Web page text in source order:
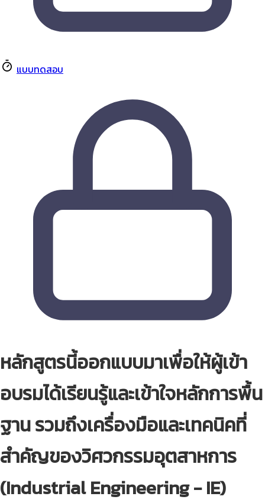
แบบทดสอบ
หลักสูตรนี้ออกแบบมาเพื่อให้ผู้เข้า
อบรมได้เรียนรู้และเข้าใจหลักการพื้น
ฐาน รวมถึงเครื่องมือและเทคนิคที่
สำคัญของวิศวกรรมอุตสาหการ
(Industrial Engineering - IE)